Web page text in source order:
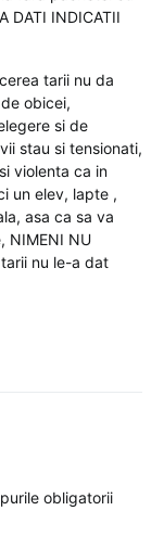
DATI INDICATII
tarii nu da
obicei,
si de
stau si tensionati,
violenta ca in
un elev, lapte ,
asa ca sa va
NIMENI NU
tarii nu le-a dat
obligatorii